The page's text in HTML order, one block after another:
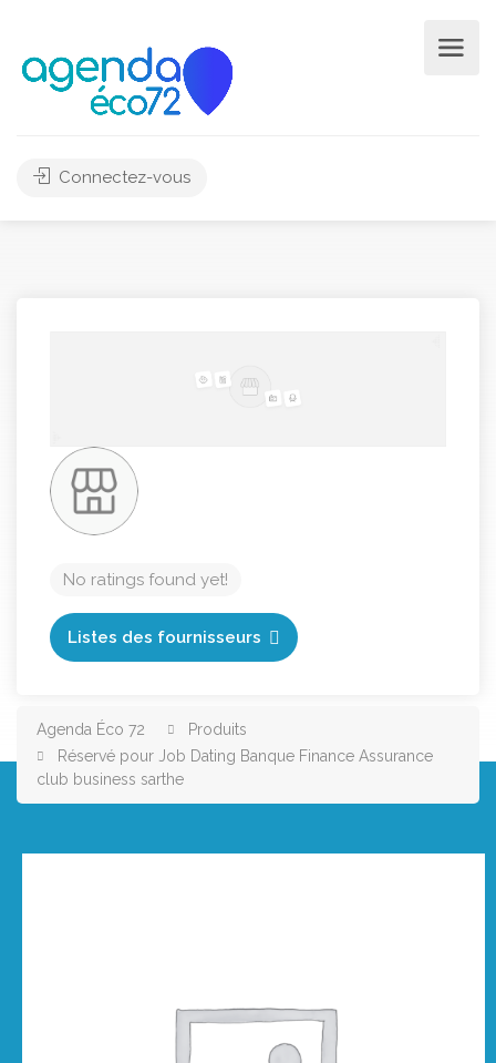
Connectez-vous
No ratings found yet!
Listes des fournisseurs
Agenda Éco 72
Produits
Réservé pour Job Dating Banque Finance Assurance
club business sarthe